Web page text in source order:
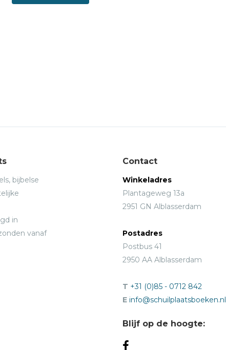
bijbelse
in
vanaf
Contact
Winkeladres
Plantageweg 13a
2951 GN Alblasserdam
Postadres
Postbus 41
2950 AA Alblasserdam
T +31 (0)85 - 0712 842
E info@schuilplaatsboeken.nl
Blijf op de hoogte: